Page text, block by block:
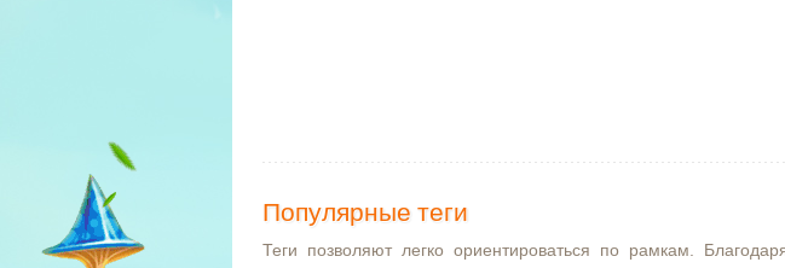
Популярные теги
Теги позволяют легко ориентироваться по рамкам.